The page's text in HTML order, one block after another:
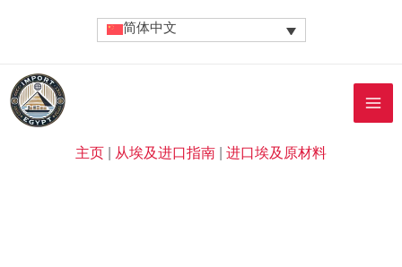
简体中文
主页 从埃及进口指南 进口埃及原材料